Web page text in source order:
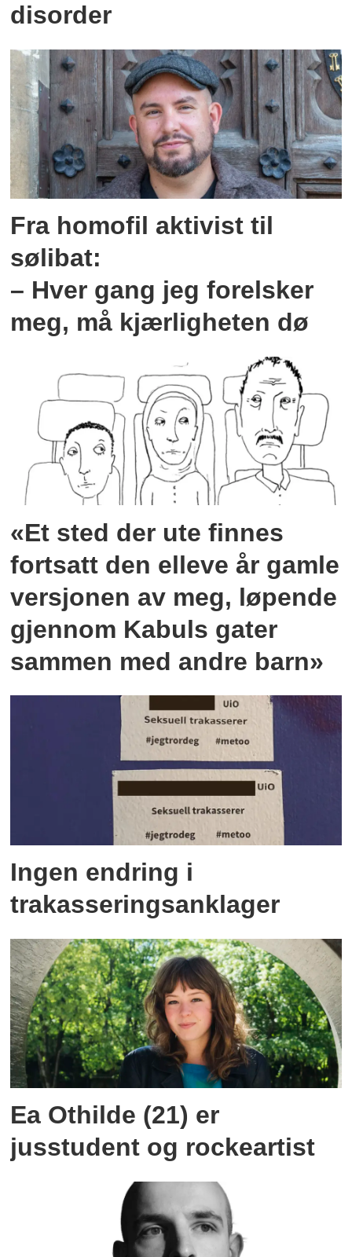
disorder
Fra homofil aktivist til
sølibat:
– Hver gang jeg forelsker
meg, må kjærligheten dø
«Et sted der ute finnes
fortsatt den elleve år gamle
versjonen av meg, løpende
gjennom Kabuls gater
sammen med andre barn»
Ingen endring i
trakasseringsanklager
Ea Othilde (21) er
jusstudent og rockeartist